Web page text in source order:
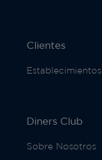
Clientes
Establecimientos
Diners Club
Sobre Nosotros